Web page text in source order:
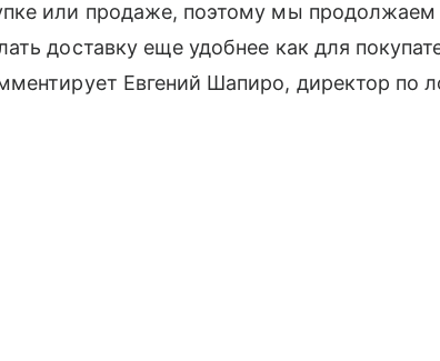
или продаже, поэтому мы продолжаем
доставку еще удобнее как для
Евгений Шапиро, директор по